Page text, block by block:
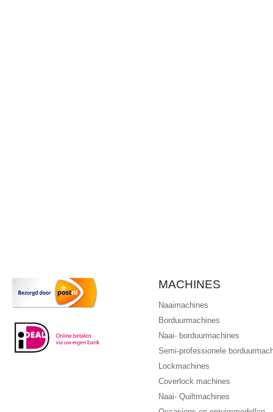
MACHINES
Naaimachines
Borduurmachines
Naai- borduurmachines
Semi-professionele
Lockmachines
Coverlock machines
Naai- Quiltmachines